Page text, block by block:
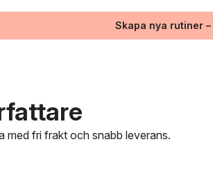
Skapa nya rutiner
med fri frakt och snabb leverans.